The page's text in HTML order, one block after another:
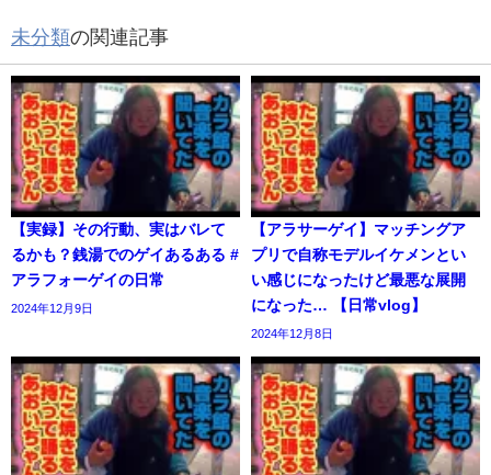
未分類の関連記事
【実録】その行動、実はバレて
るかも？銭湯でのゲイあるある #
アラフォーゲイの日常
2024年12月9日
【アラサーゲイ】マッチングア
プリで自称モデルイケメンとい
い感じになったけど最悪な展開
になった… 【日常vlog】
2024年12月8日